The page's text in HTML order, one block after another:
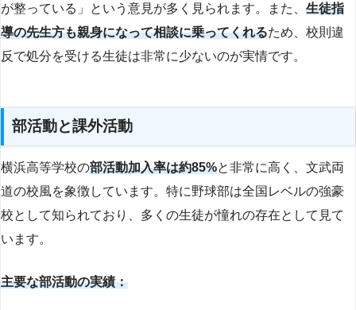
が整っている」という意見が多く見られます。また、 生徒指
導の先生方も親身になって相談に乗ってくれるため、校則違
反で処分を受ける生徒は非常に少ないのが実情です。
部活動と課外活動
横浜高等学校の部活動加入率は約85%と非常に高く、文武両
道の校風を象徴しています。特に野球部は全国レベルの強豪
校として知られており、多くの生徒が憧れの存在として見て
います。
主要な部活動の実績：